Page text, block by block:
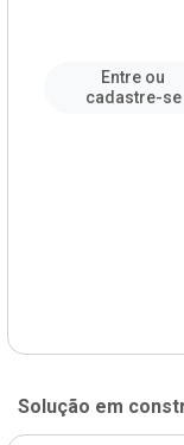
Entre ou
cadastre-se
Solução em